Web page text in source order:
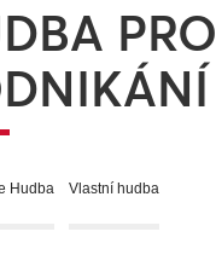
PRO
Hudba Vlastní hudba